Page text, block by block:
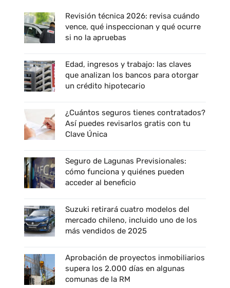
Revisión técnica 2026: revisa cuándo
vence, qué inspeccionan y qué ocurre
si no la apruebas
Edad, ingresos y trabajo: las claves
que analizan los bancos para otorgar
un crédito hipotecario
¿Cuántos seguros tienes contratados?
Así puedes revisarlos gratis con tu
Clave Única
Seguro de Lagunas Previsionales:
cómo funciona y quiénes pueden
acceder al beneficio
Suzuki retirará cuatro modelos del
mercado chileno, incluido uno de los
más vendidos de 2025
Aprobación de proyectos inmobiliarios
supera los 2.000 días en algunas
comunas de la RM